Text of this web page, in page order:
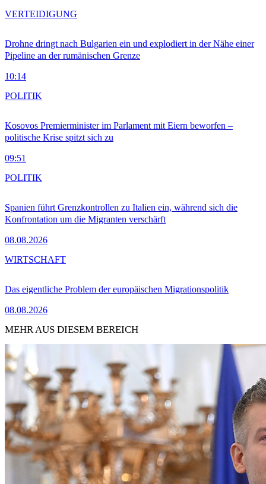
Drohne dringt nach Bulgarien ein und explodiert in der Nähe einer
Pipeline an der rumänischen Grenze
10:14
VERTEIDIGUNG
Kosovos Premierminister im Parlament mit Eiern beworfen –
politische Krise spitzt sich zu
09:51
POLITIK
Spanien führt Grenzkontrollen zu Italien ein, während sich die
Konfrontation um die Migranten verschärft
08.08.2026
POLITIK
Das eigentliche Problem der europäischen Migrationspolitik
08.08.2026
WIRTSCHAFT
MEHR AUS DIESEM BEREICH